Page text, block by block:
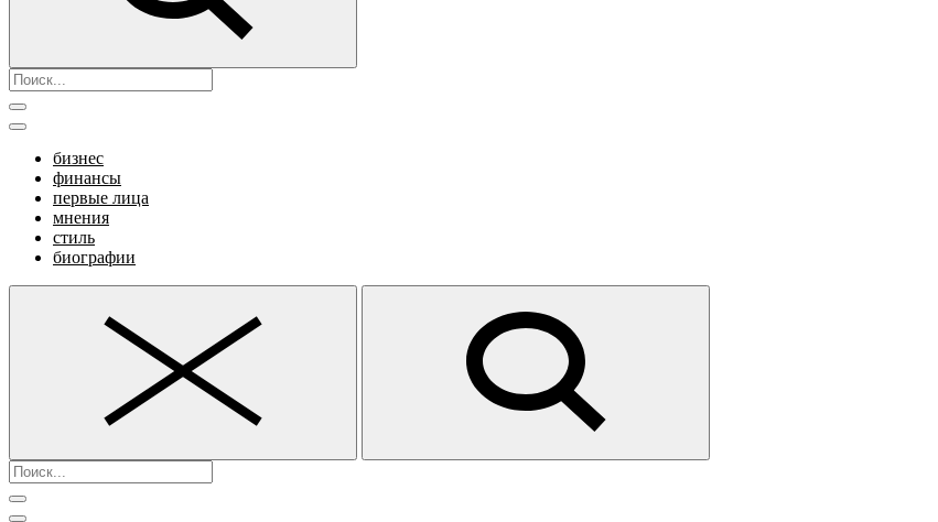
бизнес
финансы
первые лица
мнения
стиль
биографии